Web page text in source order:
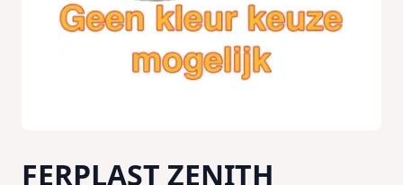
FERPLAST ZENITH